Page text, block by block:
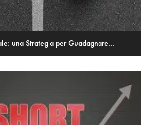
una Strategia per Guadagnare...